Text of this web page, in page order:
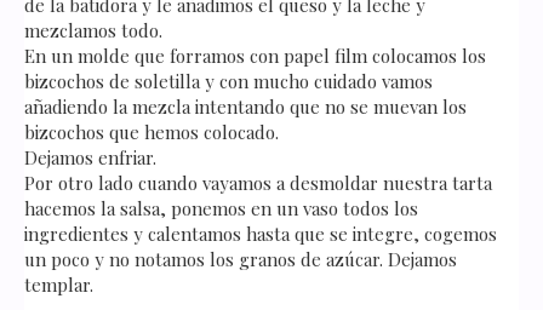
mezclamos todo.
En un molde que forramos con papel film colocamos los
bizcochos de soletilla y con mucho cuidado vamos
añadiendo la mezcla intentando que no se muevan los
bizcochos que hemos colocado.
Dejamos enfriar.
Por otro lado cuando vayamos a desmoldar nuestra tarta
hacemos la salsa, ponemos en un vaso todos los
ingredientes y calentamos hasta que se integre, cogemos
un poco y no notamos los granos de azúcar. Dejamos
templar.